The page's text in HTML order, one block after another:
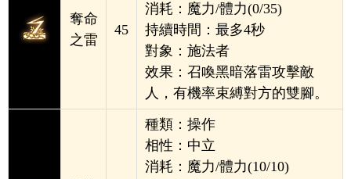
奪命
之雷
45
消耗：魔力/體力(0/35)
持續時間：最多4秒
對象：施法者
效果：召喚黑暗落雷攻擊敵
人，有機率束縛對方的雙腳。
種類：操作
相性：中立
消耗：魔力/體力(10/10)